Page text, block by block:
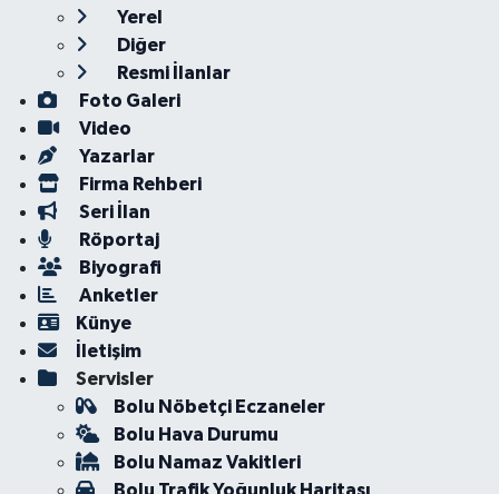
Yerel
Diğer
Resmi İlanlar
Foto Galeri
Video
Yazarlar
Firma Rehberi
Seri İlan
Röportaj
Biyografi
Anketler
Künye
İletişim
Servisler
Bolu Nöbetçi Eczaneler
Bolu Hava Durumu
Bolu Namaz Vakitleri
Bolu Trafik Yoğunluk Haritası